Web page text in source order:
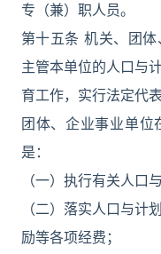
专（兼）职人员。
第十五条 机关、团体
主管本单位的人口与
育工作，实行法定代
团体、企业事业单位
是：
（一）执行有关人口
（二）落实人口与计
励等各项经费；